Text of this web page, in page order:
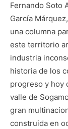
Fernando Soto
García
una columna
este territorio
industria
historia de los
progreso y hoy
valle de
gran
construida en